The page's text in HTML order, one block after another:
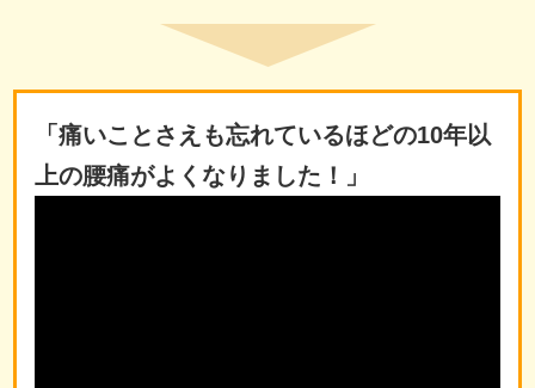
「痛いことさえも忘れているほどの10年以
上の腰痛がよくなりました！」